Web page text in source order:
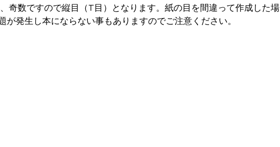
奇数ですので縦目（T目）となります。紙の目を間違って作成した場
が発生し本にならない事もありますのでご注意ください。